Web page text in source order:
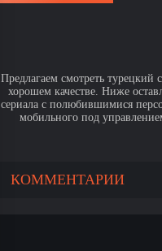
Предлагаем смотреть
хорошем качестве. Ниже
сериала с полюбившимися
мобильного под
КОММЕНТАРИИ